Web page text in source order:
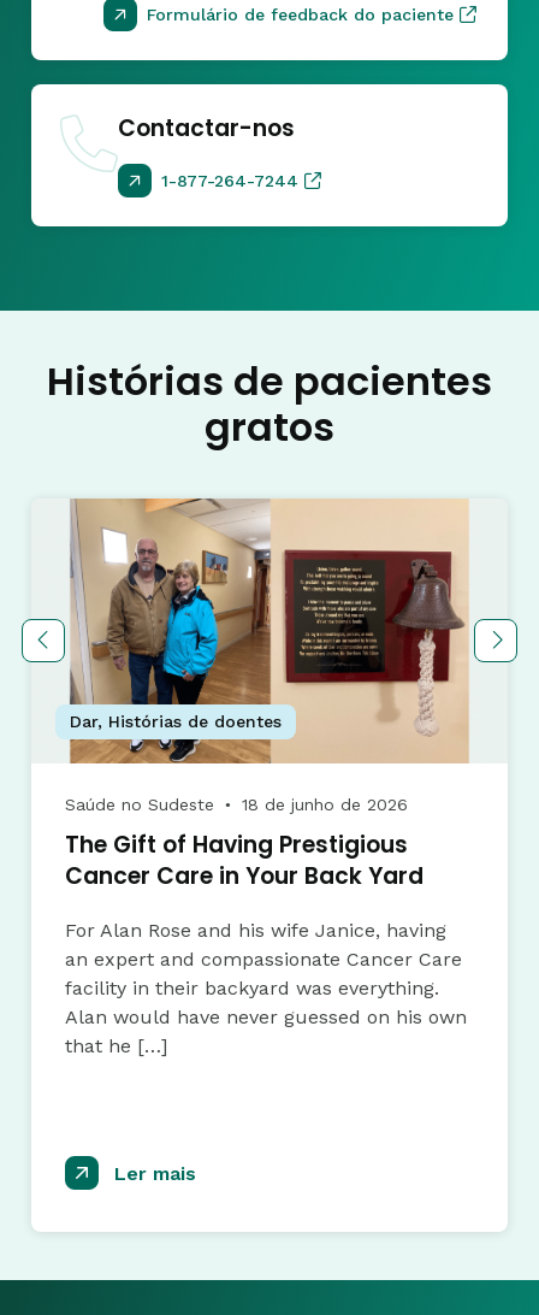
Formulário de feedback do paciente
Contactar-nos
1-877-264-7244
Histórias de pacientes
gratos
Dar, Histórias de doentes
Saúde no Sudeste ● 18 de junho de 2026
The Gift of Having Prestigious
Cancer Care in Your Back Yard
For Alan Rose and his wife Janice, having
an expert and compassionate Cancer Care
facility in their backyard was everything.
Alan would have never guessed on his own
that he […]
Ler mais